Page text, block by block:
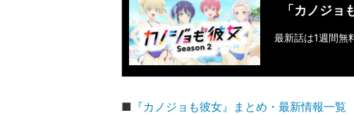
「カノジョ
最新話は1週間無
■ 『カノジョも彼女』まとめ・最新情報一覧